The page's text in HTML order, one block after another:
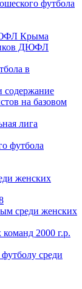
футбола
Крыма
ДЮФЛ
в
содержание
на базовом
лига
футбола
женских
среди женских
2000 г.р.
среди